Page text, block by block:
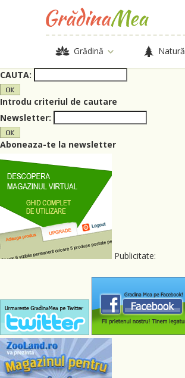
Grădină Natură
CAUTA:
Introdu criteriul de cautare
Newsletter:
Aboneaza-te la newsletter
Publicitate: